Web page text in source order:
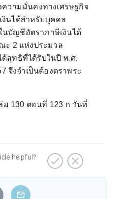
ความมั่นคงทางเศรษฐกิจ
นได้สำหรับบุคคล
นบัญชีอัตราภาษีเงินได้
ะ 2 แห่งประมวล
ด้สุทธิที่ได้รับในปี พ.ศ.
จึงจำเป็นต้องตราพระ
ม 130 ตอนที่ 123 ก วันที่
helpful?